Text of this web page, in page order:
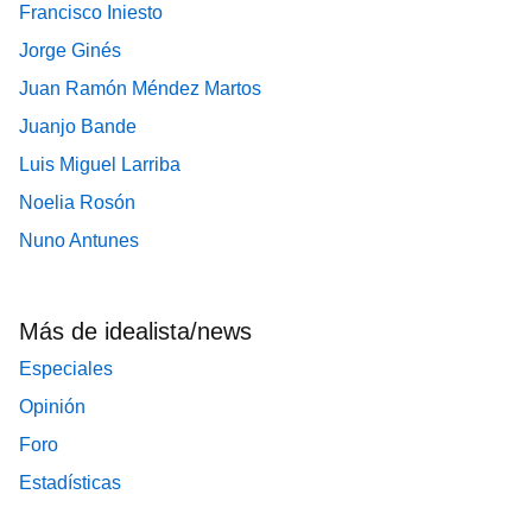
Francisco Iniesto
Jorge Ginés
Juan Ramón Méndez Martos
Juanjo Bande
Luis Miguel Larriba
Noelia Rosón
Nuno Antunes
Más de idealista/news
Especiales
Opinión
Foro
Estadísticas